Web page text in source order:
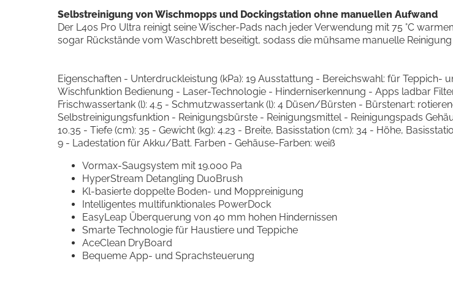
Selbstreinigung von Wischmopps und Dockingstation ohne manuellen Aufwand
Der L40s Pro Ultra reinigt seine Wischer-Pads nach jeder Verwendung mit 75 °C
sogar Rückstände vom Waschbrett beseitigt, sodass die mühsame manuelle
Eigenschaften - Unterdruckleistung (kPa): 19 Ausstattung - Bereichswahl: für
Wischfunktion Bedienung - Laser-Technologie - Hinderniserkennung - Apps ladbar
Frischwassertank (l): 4.5 - Schmutzwassertank (l): 4 Düsen/Bürsten - Bürstenart:
Selbstreinigungsfunktion - Reinigungsbürste - Reinigungsmittel - Reinigungspads
10.35 - Tiefe (cm): 35 - Gewicht (kg): 4.23 - Breite, Basisstation (cm): 34 - Höhe,
9 - Ladestation für Akku/Batt. Farben - Gehäuse-Farben: weiß
Vormax-Saugsystem mit 19.000 Pa
HyperStream Detangling DuoBrush
Kl-basierte doppelte Boden- und Moppreinigung
Intelligentes multifunktionales PowerDock
EasyLeap Überquerung von 40 mm hohen Hindernissen
Smarte Technologie für Haustiere und Teppiche
AceClean DryBoard
Bequeme App- und Sprachsteuerung